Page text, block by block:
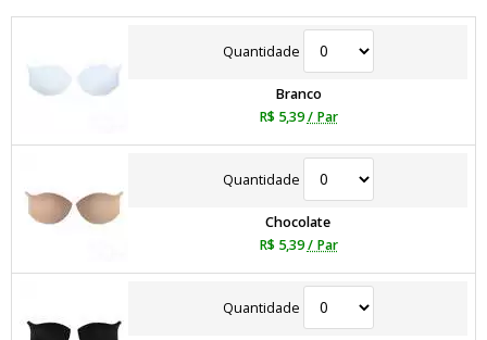
Quantidade
Branco
R$ 5,39 / Par
Quantidade
Chocolate
R$ 5,39 / Par
Quantidade